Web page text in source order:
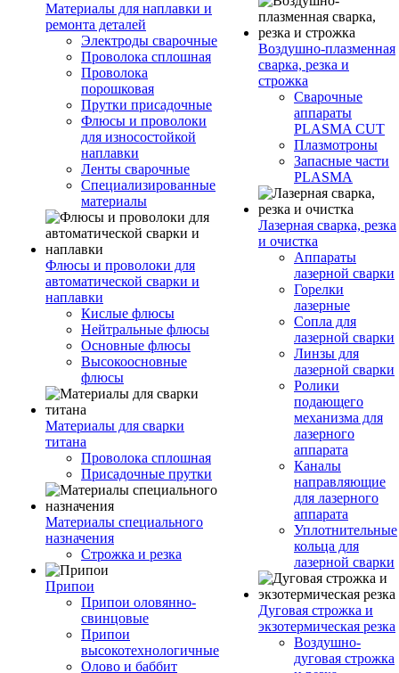
Материалы для наплавки и
ремонта деталей
Электроды сварочные
Проволока сплошная
Проволока
порошковая
Прутки присадочные
Флюсы и проволоки
для износостойкой
наплавки
Ленты сварочные
Специализированные
материалы
Флюсы и проволоки для
автоматической сварки и
наплавки
Кислые флюсы
Нейтральные флюсы
Основные флюсы
Высокоосновные
флюсы
Материалы для сварки
титана
Проволока сплошная
Присадочные прутки
Материалы специального
назначения
Строжка и резка
Припои
Припои оловянно-
свинцовые
Припои
высокотехнологичные
Олово и баббит
Воздушно-плазменная
сварка, резка и
строжка
Сварочные
аппараты
PLASMA CUT
Плазмотроны
Запасные части
PLASMA
Лазерная сварка, резка
и очистка
Аппараты
лазерной сварки
Горелки
лазерные
Сопла для
лазерной сварки
Линзы для
лазерной сварки
Ролики
подающего
механизма для
лазерного
аппарата
Каналы
направляющие
для лазерного
аппарата
Уплотнительные
кольца для
лазерной сварки
Дуговая строжка и
экзотермическая резка
Воздушно-
дуговая строжка